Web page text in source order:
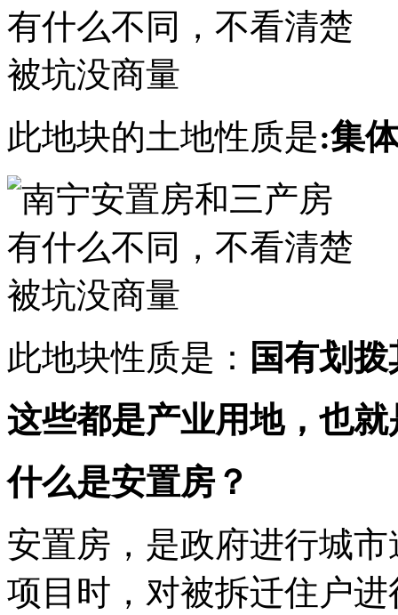
此地块的土地性质是:集
此地块性质是： 国有划
这些都是产业用地，也
什么是安置房？
安置房，是政府进行城
项目时，对被拆迁住户